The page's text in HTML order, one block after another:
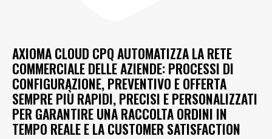
AXIOMA CLOUD CPQ AUTOMATIZZA LA RETE
COMMERCIALE DELLE AZIENDE: PROCESSI DI
CONFIGURAZIONE, PREVENTIVO E OFFERTA
SEMPRE PIÙ RAPIDI, PRECISI E PERSONALIZZATI
PER GARANTIRE UNA RACCOLTA ORDINI IN
TEMPO REALE E LA CUSTOMER SATISFACTION